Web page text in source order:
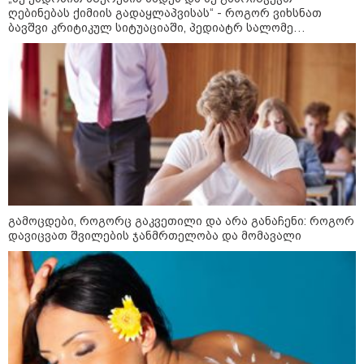
ფული ამ ზოდიაქოს ნიშნების
ხელში აღმოჩნდება: ვინ
გამდიდრდება?
როგორ ჩავიცვათ 40 წლის
შემდეგ: მილიონერების
სტილისტის 8 ოქროს წესი და
აუცილებელი სამოსი
მსოფლიო
ღებინებას ქიმიის გადაყლაპვისას“ - როგორ ვიხსნათ
ბავშვი კრიტიკულ სიტუაციაში, პედიატრ სალომე
ახვლედიანის რჩევები
გამოცდები, როგორც გაკვეთილი და არა განაჩენი: როგორ
დავიცვათ შვილების ჯანმრთელობა და მომავალი